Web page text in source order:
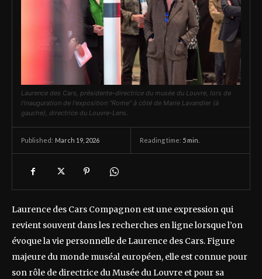
Laurence des Cars, présidente-directrice du musée du Louvre, lors de
l'inauguration de l'exposition "Rome" à côté de Marie Lavandier (à
gauche), directrice du Louvre-Lens.
Published: March 19, 2026 Reading time: 5 min.
Laurence des Cars Compagnon est une expression qui
revient souvent dans les recherches en ligne lorsque l’on
évoque la vie personnelle de Laurence des Cars. Figure
majeure du monde muséal européen, elle est connue pour
son rôle de directrice du Musée du Louvre et pour sa